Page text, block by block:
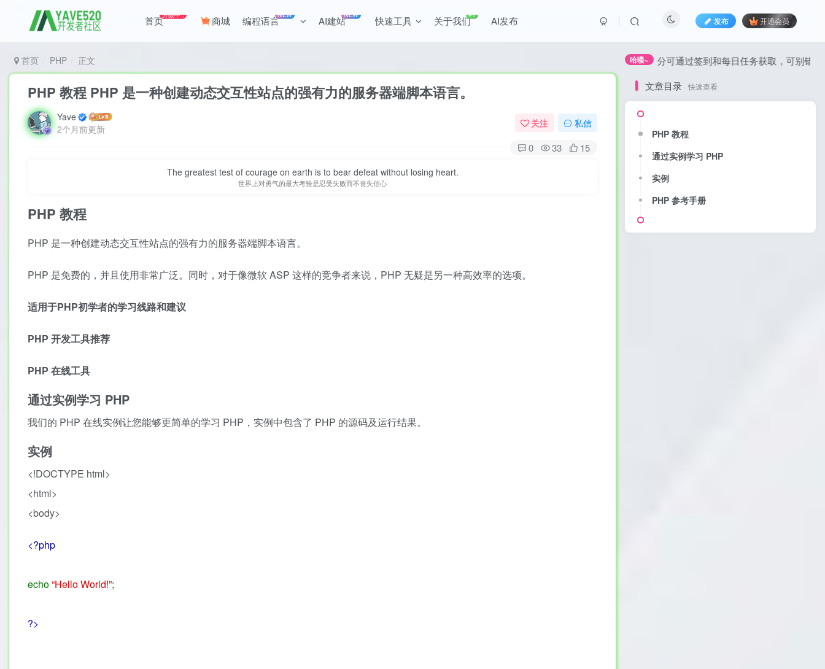
首页升级中.. 商城 编程语言NEW AI建站NEW 快速工具 关于我们+1 AI发布 发布 开通会员
首页 PHP 正文
PHP 教程 PHP 是一种创建动态交互性站点的强有力的服务器端脚本语言。
Yave
2个月前更新
关注 私信
0 33 15
The greatest test of courage on earth is to bear defeat without losing heart.
世界上对勇气的最大考验是忍受失败而不丧失信心
PHP 教程
PHP 是一种创建动态交互性站点的强有力的服务器端脚本语言。
PHP 是免费的，并且使用非常广泛。同时，对于像微软 ASP 这样的竞争者来说，PHP 无疑是另一种高效率的选项。
适用于PHP初学者的学习线路和建议
PHP 开发工具推荐
PHP 在线工具
通过实例学习 PHP
我们的 PHP 在线实例让您能够更简单的学习 PHP，实例中包含了 PHP 的源码及运行结果。
实例
<!DOCTYPE html>
<html>
<body>
<?php
echo“Hello World!”;
?>
哈喽~
全站积分可通过签到和每日任务获取，可别错过哦！
文章目录 快速查看
PHP 教程
通过实例学习 PHP
实例
PHP 参考手册